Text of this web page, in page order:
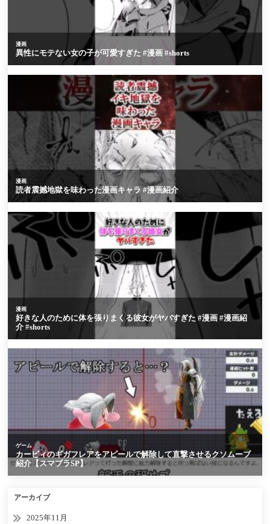
アーカイブ
2025年11月